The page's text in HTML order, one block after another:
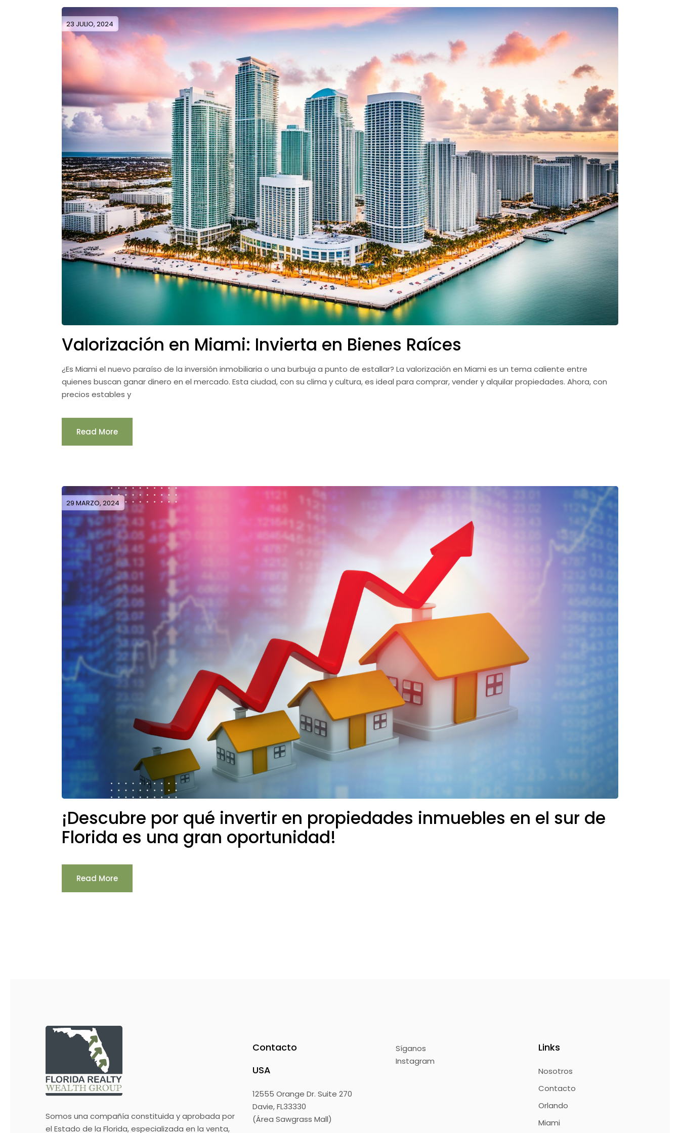
23 JULIO, 2024
Valorización en Miami: Invierta en Bienes Raíces
¿Es Miami el nuevo paraíso de la inversión inmobiliaria o una burbuja a punto de estallar? La valorización en Miami es un tema caliente entre
quienes buscan ganar dinero en el mercado. Esta ciudad, con su clima y cultura, es ideal para comprar, vender y alquilar propiedades. Ahora, con
precios estables y
Read More
29 MARZO, 2024
¡Descubre por qué invertir en propiedades inmuebles en el sur de
Florida es una gran oportunidad!
Read More
Somos una compañía constituida y aprobada por
el Estado de la Florida, especializada en la venta,
Contacto
USA
12555 Orange Dr. Suite 270
Davie, FL33330
(Área Sawgrass Mall)
Síganos
Instagram
Links
Nosotros
Contacto
Orlando
Miami